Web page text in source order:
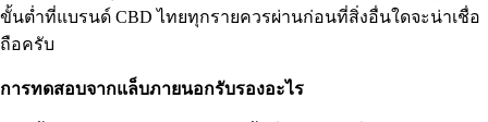
ขั้นต่ำที่แบรนด์ CBD ไทยทุกรายควรผ่านก่อนที่สิ่งอื่นใดจะน่าเชื่อ
ถือครับ
การทดสอบจากแล็บภายนอกรับรองอะไร